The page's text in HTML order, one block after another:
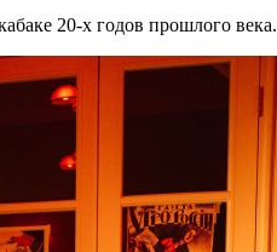
20-х годов прошлого века.